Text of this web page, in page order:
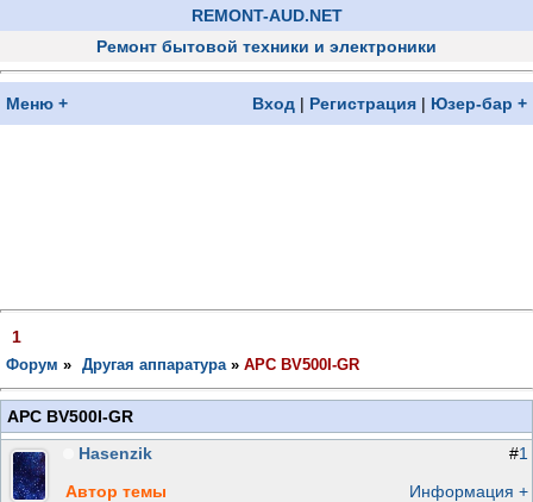
REMONT-AUD.NET
Ремонт бытовой техники и электроники
Меню + Вход | Регистрация | Юзер-бар +
1
Форум » Другая аппаратура » APC BV500I-GR
APC BV500I-GR
Hasenzik
Автор темы
#1
Информация +